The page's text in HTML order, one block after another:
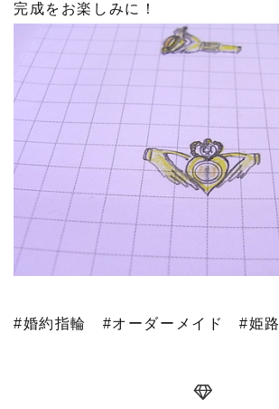
完成をお楽しみに！
#婚約指輪 #オーダーメイド #姫路